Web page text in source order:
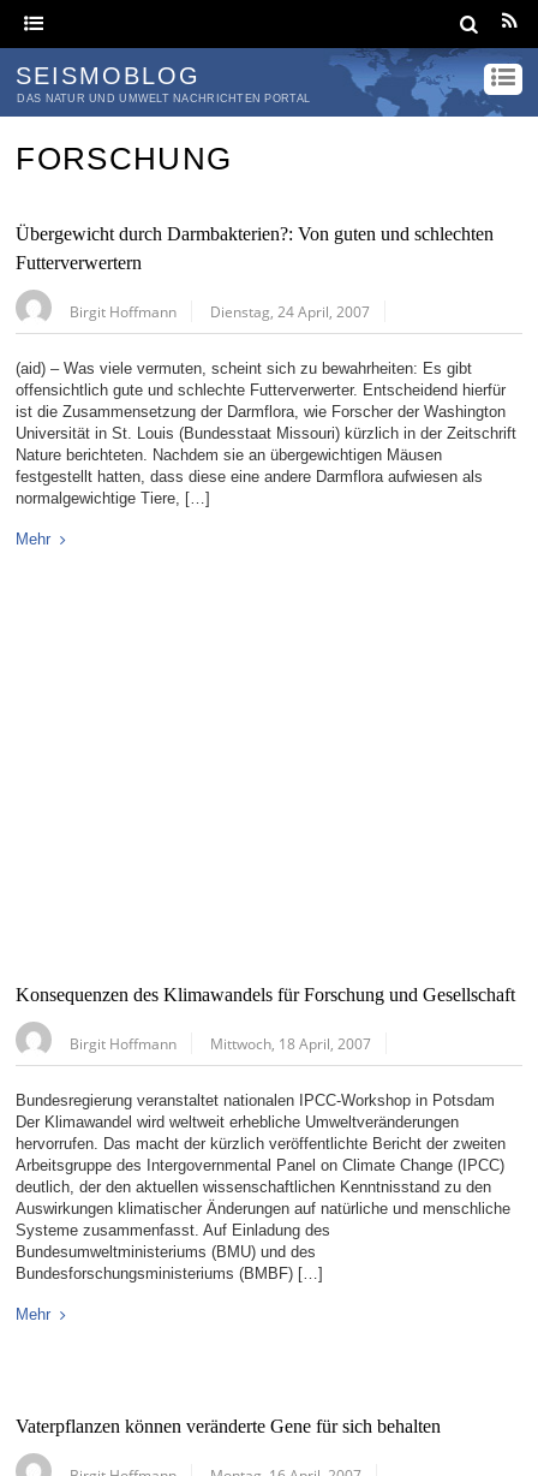
SEISMOBLOG
DAS NATUR UND UMWELT NACHRICHTEN PORTAL
FORSCHUNG
Übergewicht durch Darmbakterien?: Von guten und schlechten
Futterverwertern
Birgit Hoffmann Dienstag, 24 April, 2007
(aid) – Was viele vermuten, scheint sich zu bewahrheiten: Es gibt
offensichtlich gute und schlechte Futterverwerter. Entscheidend hierfür
ist die Zusammensetzung der Darmflora, wie Forscher der Washington
Universität in St. Louis (Bundesstaat Missouri) kürzlich in der Zeitschrift
Nature berichteten. Nachdem sie an übergewichtigen Mäusen
festgestellt hatten, dass diese eine andere Darmflora aufwiesen als
normalgewichtige Tiere, […]
Mehr
Konsequenzen des Klimawandels für Forschung und Gesellschaft
Birgit Hoffmann Mittwoch, 18 April, 2007
Bundesregierung veranstaltet nationalen IPCC-Workshop in Potsdam
Der Klimawandel wird weltweit erhebliche Umweltveränderungen
hervorrufen. Das macht der kürzlich veröffentlichte Bericht der zweiten
Arbeitsgruppe des Intergovernmental Panel on Climate Change (IPCC)
deutlich, der den aktuellen wissenschaftlichen Kenntnisstand zu den
Auswirkungen klimatischer Änderungen auf natürliche und menschliche
Systeme zusammenfasst. Auf Einladung des
Bundesumweltministeriums (BMU) und des
Bundesforschungsministeriums (BMBF) […]
Mehr
Vaterpflanzen können veränderte Gene für sich behalten